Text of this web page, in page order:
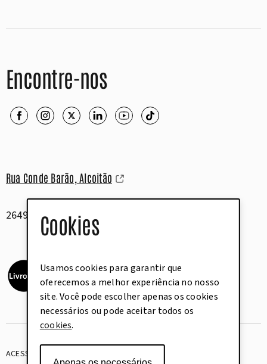
Cookies
Usamos cookies para garantir que
oferecemos a melhor experiência no nosso
site. Você pode escolher apenas os cookies
necessários ou pode aceitar todos os
cookies.
Encontre-nos
Rua Conde Barão, Alcoitão
2649-506 Alcabideche
ACESSIBILIDADE